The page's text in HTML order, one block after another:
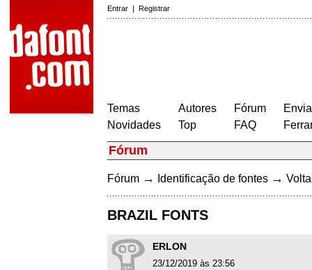
Entrar | Registrar
Temas
Novidades
Autores
Top
Fórum
FAQ
Fórum
Fórum → Identificação de fontes →
BRAZIL FONTS
ERLON
23/12/2019 às 23:56